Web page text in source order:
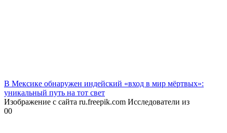
В Мексике обнаружен индейский «вход в мир мёртвых»:
уникальный путь на тот свет
Изображение с сайта ru.freepik.com Исследователи из
00